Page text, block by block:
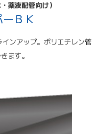
薬液配管向け）
ＢＫ
ンアップ。ポリエチレン管
ます。